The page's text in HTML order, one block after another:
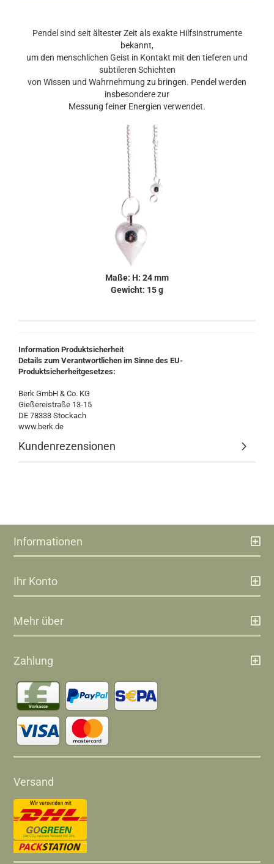
Pendel sind seit ältester Zeit als exakte Hilfsinstrumente
bekannt,
um den menschlichen Geist in Kontakt mit den tieferen und
subtileren Schichten
von Wissen und Wahrnehmung zu bringen. Pendel werden
insbesondere zur
Messung feiner Energien verwendet.
Maße: H: 24 mm
Gewicht: 15 g
Information Produktsicherheit
Details zum Verantwortlichen im Sinne des EU-
Produktsicherheitgesetzes:
Berk GmbH & Co. KG
Gießereistraße 13-15
DE 78333 Stockach
www.berk.de
Kundenrezensionen
Informationen
Ihr Konto
Mehr über
Zahlung
Versand